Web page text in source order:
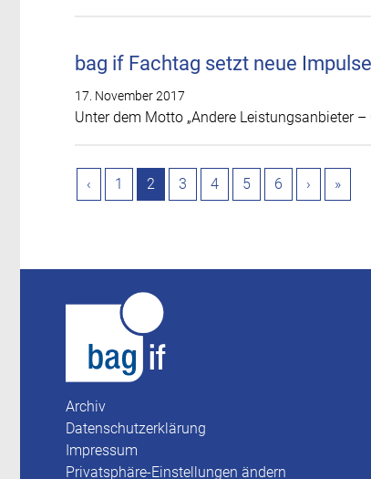
bag if Fachtag setzt neue
17. November 2017
Unter dem Motto „Andere Leistungsanbieter
‹ 1 2 3 4 5 6 › »
Archiv
Datenschutzerklärung
Impressum
Privatsphäre-Einstellungen ändern